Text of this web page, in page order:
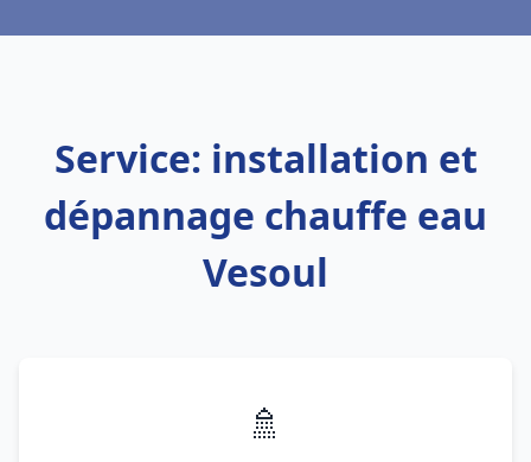
Service: installation et
dépannage chauffe eau
Vesoul
🚿